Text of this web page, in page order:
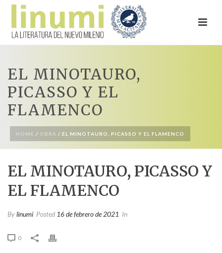
EL MINOTAURO,
PICASSO Y EL
FLAMENCO
HOME / OBRA / EL MINOTAURO, PICASSO Y EL FLAMENCO
EL MINOTAURO, PICASSO Y
EL FLAMENCO
Bylinumi Posted 16 de febrero de 2021 In
0